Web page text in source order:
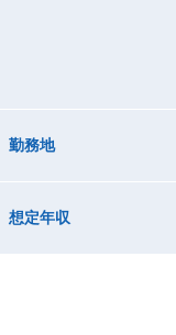
勤務地
想定年収